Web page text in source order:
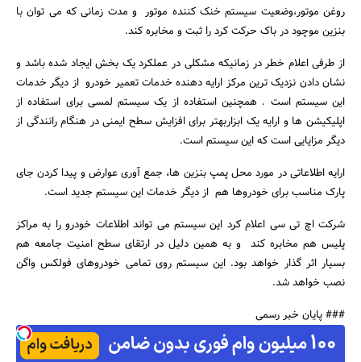
روغن موتور،وضعیت سیستم خنک کننده موتور و مدت زمانی که می توان با
بنزین موچود در باک حرکت کرد را ثبت و مخابره کند.
از طرفی اعلام خطر در زمانیکه مشکلی در عملکرد یک بخش ایجاد شده باشد و
نشان دادن نزدیک ترین مرکز ارایه دهنده خدمات تعمیر خودرو از دیگر خدمات
این سیستم است . همچنین استفاده از یک سیستم لمسی برای استفاده از
اپلیکیشن ها و ارایه یک ابزاربهتر برای افزایش سطح ایمنی در هنگام رانندگی از
دیگر مزایایی است که این سیستم است.
ارایه اطلاعاتی در مورد محل پمپ بنزین ها، جمع آوری عوارض و پیدا کردن جای
پارک مناسب برای خودروها هم از دیگر خدمات این سیستم جدید است.
شرکت اچ تی سی اعلام کرد این سیستم می تواند اطلاعات خودرو را به مراکز
پلیس هم مخابره کند و به همین دلیل در ارتقای سطح امنیت جامعه هم
بسیار اثر گذار خواهد بود. این سیستم روی تمامی خودروهای فولکس واگن
نصب خواهد شد.
### پایان خبر رسمی